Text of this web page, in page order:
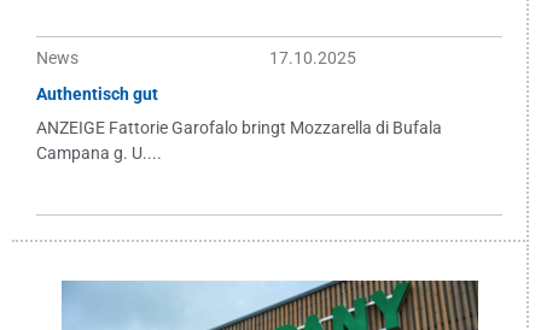
News
17.10.2025
Authentisch gut
ANZEIGE Fattorie Garofalo bringt Mozzarella di Bufala
Campana g. U....